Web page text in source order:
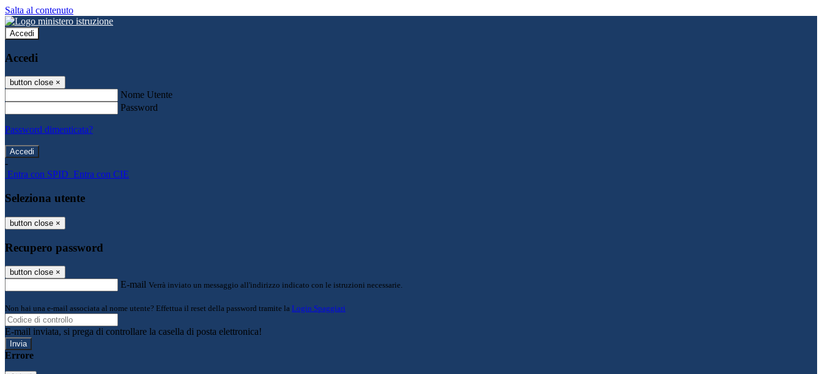
Salta al contenuto
Accedi
Accedi
button close ×
Nome Utente
Password
Password dimenticata?
-
Entra con SPID Entra con CIE
Seleziona utente
button close ×
Recupero password
button close ×
E-mail Verrà inviato un messaggio all'indirizzo indicato con le istruzioni necessarie.
Non hai una e-mail associata al nome utente? Effettua il reset della password tramite la Login Spaggiari
E-mail inviata, si prega di controllare la casella di posta elettronica!
Errore